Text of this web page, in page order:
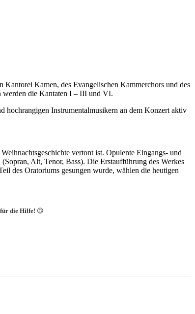
Kamen, des Evangelischen Kammerchors und des
werden die Kantaten I – III und VI.
hochrangigen Instrumentalmusikern an dem Konzert aktiv
vertont ist. Opulente Eingangs- und
Alt, Tenor, Bass). Die Erstaufführung des Werkes
des Oratoriums gesungen wurde, wählen die heutigen
die Hilfe! 😉